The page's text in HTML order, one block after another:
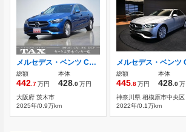
メルセデス・ベンツ Cクラス C200 アバンギャルド (ISG搭載モデル) MP202501 レザーエクスクルーシブPKG 360°カメラ
総額
442.7万円
本体
428.0万円
大阪府 茨木市
2025年/0.9万km
総額
445.8万円
本体
428.0万
神奈川県 相模原市中央区
2022年/0.1万km